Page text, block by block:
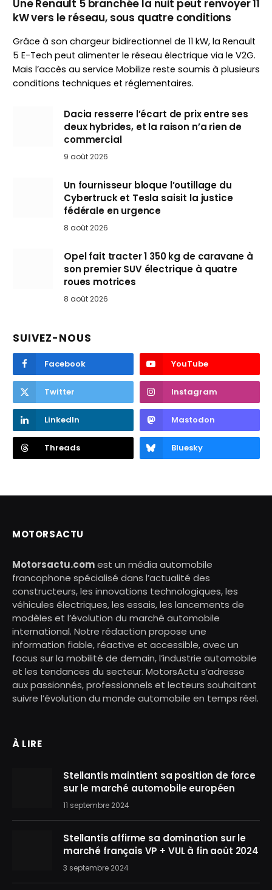
Une Renault 5 branchée la nuit peut renvoyer 11
kW vers le réseau, sous quatre conditions
Grâce à son chargeur bidirectionnel de 11 kW, la Renault
5 E-Tech peut alimenter le réseau électrique via le V2G.
Mais l’accès au service Mobilize reste soumis à plusieurs
conditions techniques et réglementaires.
Dacia resserre l’écart de prix entre ses
deux hybrides, et la raison n’a rien de
commercial
9 août 2026
Un fournisseur bloque l’outillage du
Cybertruck et Tesla saisit la justice
fédérale en urgence
8 août 2026
Opel fait tracter 1 350 kg de caravane à
son premier SUV électrique à quatre
roues motrices
8 août 2026
SUIVEZ-NOUS
Facebook YouTube
Twitter Instagram
LinkedIn Mastodon
Threads Bluesky
MOTORSACTU
Motorsactu.comest un média automobile
francophone spécialisé dans l’actualité des
constructeurs, les innovations technologiques, les
véhicules électriques, les essais, les lancements de
modèles et l’évolution du marché automobile
international. Notre rédaction propose une
information fiable, réactive et accessible, avec un
focus sur la mobilité de demain, l’industrie automobile
et les tendances du secteur. MotorsActu s’adresse
aux passionnés, professionnels et lecteurs souhaitant
suivre l’évolution du monde automobile en temps réel.
À LIRE
Stellantis maintient sa position de force
sur le marché automobile européen
11 septembre 2024
Stellantis affirme sa domination sur le
marché français VP + VUL à fin août 2024
3 septembre 2024